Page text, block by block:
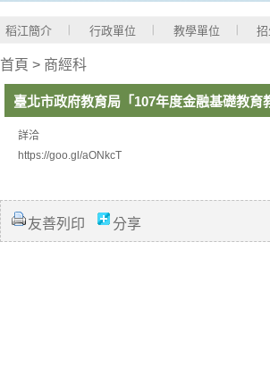
稻江簡介 行政單位 教學單位
首頁 > 商經科
臺北市政府教育局「107年度金融基礎教育
詳洽
https://goo.gl/aONkcT
友善列印 分享